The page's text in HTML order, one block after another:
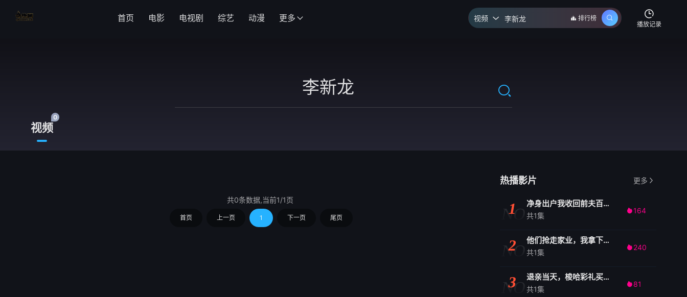
首页 电影 电视剧 综艺 动漫 更多 视频 
排行榜
播放记录
视频
0
共0条数据,当前1/1页
首页 上一页 1 下一页 尾页
热播影片 更多
NO
1 净身出户我收回前夫百亿订单
共1集
164
NO
2 他们抢走家业，我拿下整个翡翠圈
共1集
 240
NO
3 退亲当天，梭哈彩礼买猪圈
共1集
 81